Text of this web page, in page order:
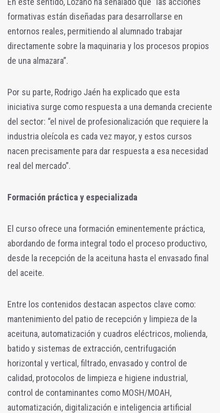
formativas están diseñadas para desarrollarse en
entornos reales, permitiendo al alumnado trabajar
directamente sobre la maquinaria y los procesos propios
de una almazara”.
Por su parte, Rodrigo Jaén ha explicado que esta
iniciativa surge como respuesta a una demanda creciente
del sector: “el nivel de profesionalización que requiere la
industria oleícola es cada vez mayor, y estos cursos
nacen precisamente para dar respuesta a esa necesidad
real del mercado”.
Formación práctica y especializada
El curso ofrece una formación eminentemente práctica,
abordando de forma integral todo el proceso productivo,
desde la recepción de la aceituna hasta el envasado final
del aceite.
Entre los contenidos destacan aspectos clave como:
mantenimiento del patio de recepción y limpieza de la
aceituna, automatización y cuadros eléctricos, molienda,
batido y sistemas de extracción, centrifugación
horizontal y vertical, filtrado, envasado y control de
calidad, protocolos de limpieza e higiene industrial,
control de contaminantes como MOSH/MOAH,
automatización, digitalización e inteligencia artificial